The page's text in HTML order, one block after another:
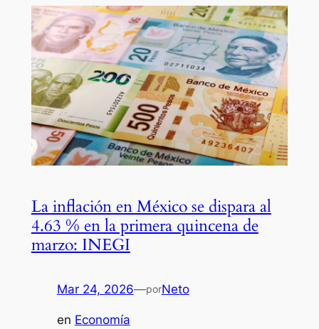
La inflación en México se dispara al
4.63 % en la primera quincena de
marzo: INEGI
Mar 24, 2026—porNeto
en Economía